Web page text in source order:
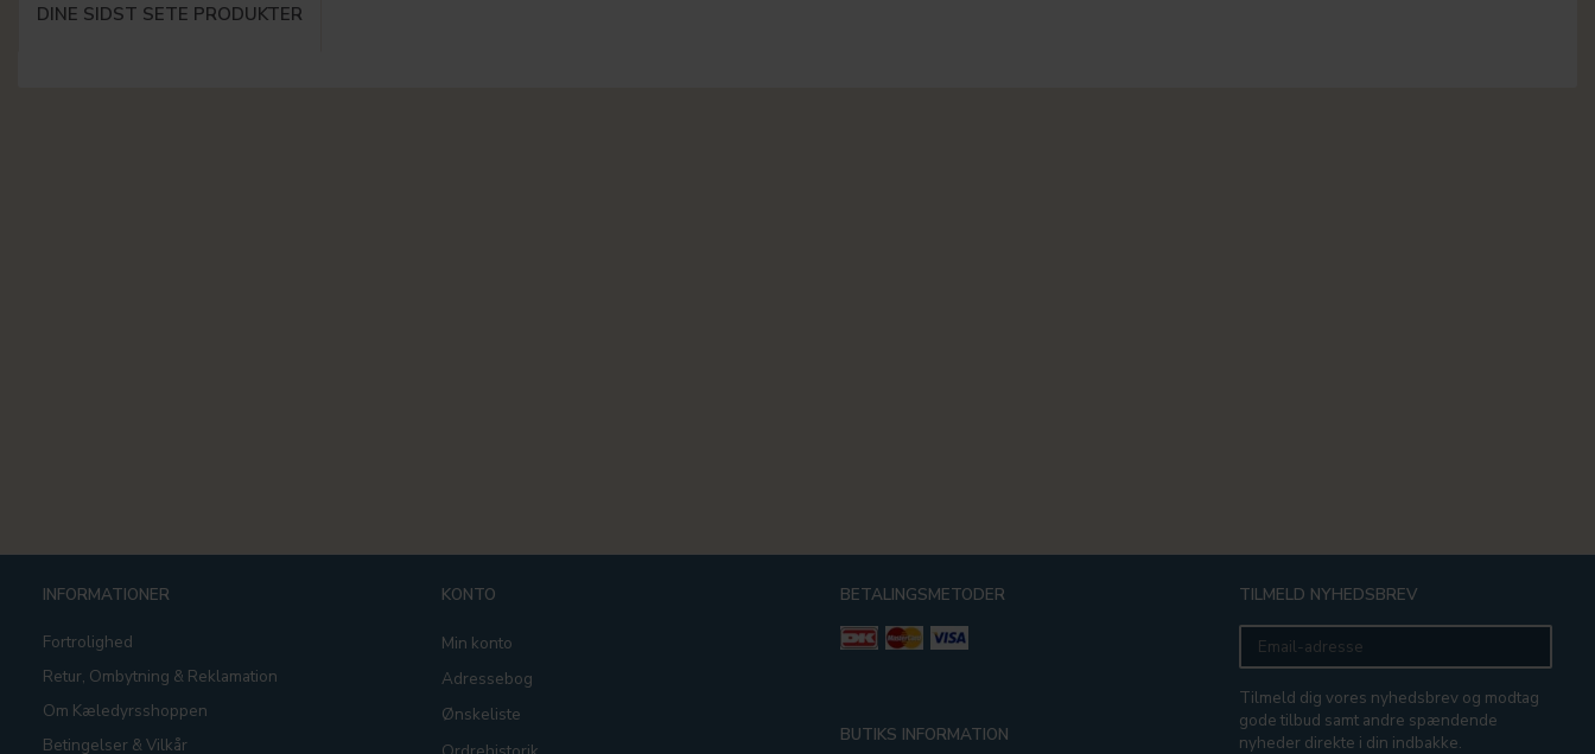
DINE SIDST SETE PRODUKTER
INFORMATIONER
Fortrolighed
Retur, Ombytning & Reklamation
Om Kæledyrsshoppen
Betingelser & Vilkår
KONTO
Min konto
Adressebog
Ønskeliste
BETALINGSMETODER
BUTIKS INFORMATION
TILMELD NYHEDSBREV
Email-
adresse
Tilmeld dig vores nyhedsbrev og modtag
gode tilbud samt andre spændende
nyheder direkte i din indbakke.